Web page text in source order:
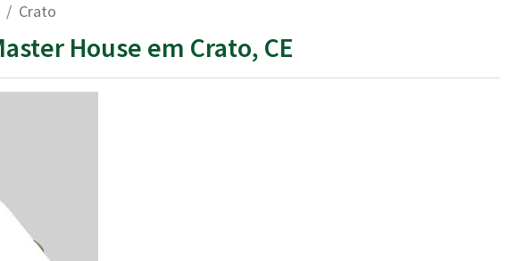
Crato
House em Crato, CE